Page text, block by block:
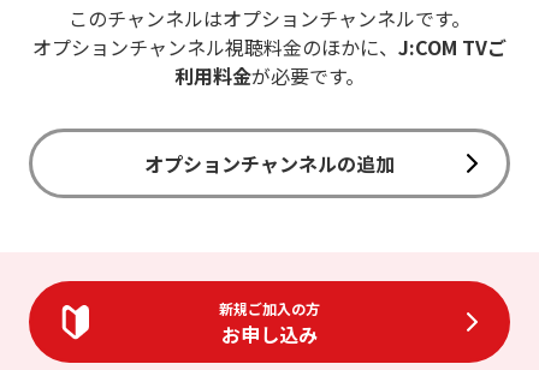
このチャンネルはオプションチャンネルです。
オプションチャンネル視聴料金のほかに、 J:COM TVご
利用料金が必要です。
オプションチャンネルの追加
新規ご加入の方
お申し込み